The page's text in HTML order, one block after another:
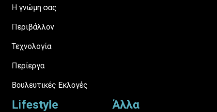
H γνώμη σας
Περιβάλλον
Τεχνολογία
Περίεργα
Βουλευτικές Εκλογές
Lifestyle Άλλα